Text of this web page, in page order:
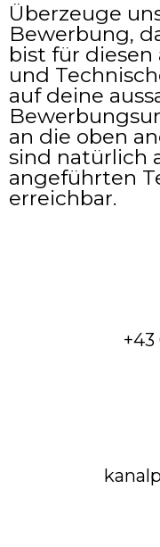
Überzeuge
Bewerbung,
bist für
und
auf deine
an die oben
sind natürlich
angeführten
erreichbar.
+43